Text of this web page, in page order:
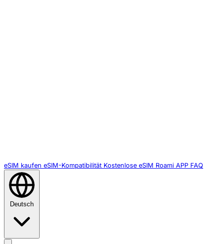
eSIM kaufen eSIM-Kompatibilität Kostenlose eSIM Roami APP FAQ
Deutsch